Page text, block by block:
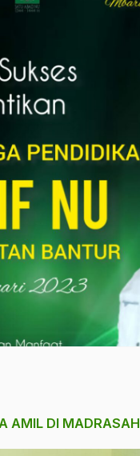
AMIL DI MADRASAH